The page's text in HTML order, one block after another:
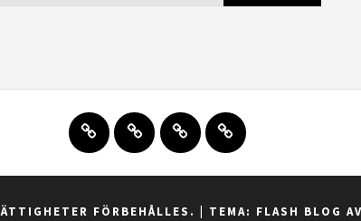
Hem Blogginlägg
Om
mig
Kontakt
FÖRBEHÅLLES. TEMA: FLASH BLOG AV